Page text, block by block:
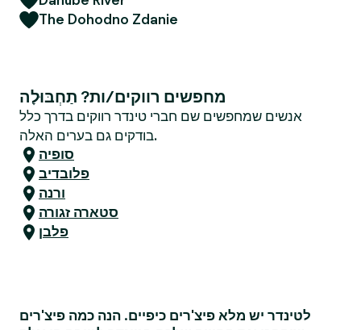
The Dohodno Zdanie
מחפשים רווקים/ות? תַחְבּוּלָה
אנשים שמחפשים שם חברי טינדר רווקים בדרך כלל
בודקים גם בערים האלה.
סופיה
פלובדיב
ורנה
סטארה זגורה
פלבן
לטינדר יש מלא פיצ'רים כיפיים. הנה כמה פיצ'רים